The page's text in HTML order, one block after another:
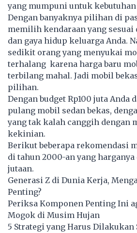
yang mumpuni untuk
Dengan banyaknya pilihan di
memilih kendaraan yang sesuai
dan gaya hidup keluarga Anda.
sedikit orang yang menyukai
terhalang karena harga baru
terbilang mahal. Jadi mobil
pilihan.
Dengan budget Rp100 juta Anda
pulang mobil sedanbekas,
yang tak kalah canggih dengan
kekinian.
Berikut beberapa rekomendasi
di tahun 2000-an yang harganya
jutaan.
Generasi Z di Dunia Kerja,
Penting?
Periksa Komponen Penting Ini
Mogok di Musim Hujan
5 Strategi yang Harus Dilakukan